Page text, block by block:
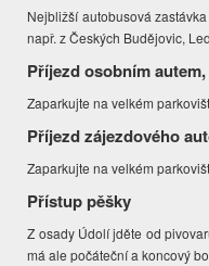
Nejbližší autobusová
např. z Českých Budějovic,
Příjezd osobním
Zaparkujte na velkém
Příjezd zájezdového
Zaparkujte na velkém
Přístup pěšky
Z osady Údolí jděte od
má ale počáteční a koncový